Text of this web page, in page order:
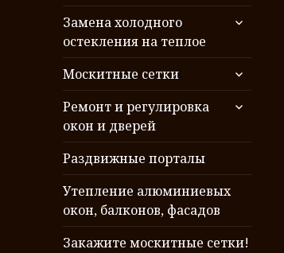
Замена холодного
остекления на теплое
раскрыть
меню
Москитные сетки
раскрыть
дочернее
меню
Ремонт и регулировка
окон и дверей
раскрыть
меню
Раздвижные порталы
Утепление алюминиевых
окон, балконов, фасадов
Закажите москитные сетки!